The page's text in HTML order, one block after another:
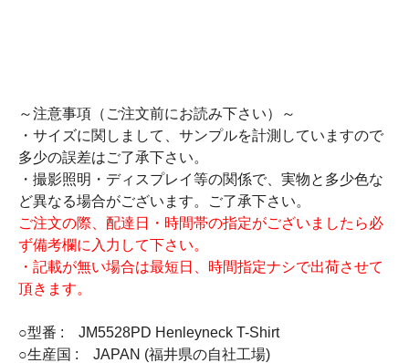
～注意事項（ご注文前にお読み下さい）～
・サイズに関しまして、サンプルを計測していますので
多少の誤差はご了承下さい。
・撮影照明・ディスプレイ等の関係で、実物と多少色な
ど異なる場合がございます。ご了承下さい。
ご注文の際、配達日・時間帯の指定がございましたら必
ず備考欄に入力して下さい。
・記載が無い場合は最短日、時間指定ナシで出荷させて
頂きます。
○型番 : JM5528PD Henleyneck T-Shirt
○生産国 : JAPAN (福井県の自社工場)